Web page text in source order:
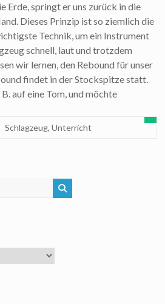
Erde, springt er uns zurück in die
Dieses Prinzip ist so ziemlich die
Technik, um ein Instrument
schnell, laut und trotzdem
wir lernen, den Rebound für unser
findet in der Stockspitze statt.
auf eine Tom, und möchte
Schlagzeug,Unterricht